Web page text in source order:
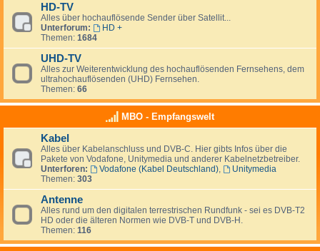
HD-TV
Alles über hochauflösende Sender über Satellit...
Unterforum:
HD +
Themen: 1684
UHD-TV
Alles zur Weiterentwicklung des hochauflösenden Fernsehens, dem
ultrahochauflösenden (UHD) Fernsehen.
Themen: 66
MBO - Empfangswelt
Kabel
Alles über Kabelanschluss und DVB-C. Hier gibts Infos über die
Pakete von Vodafone, Unitymedia und anderer Kabelnetzbetreiber.
Unterforen:
Vodafone (Kabel Deutschland),
Unitymedia
Themen: 303
Antenne
Alles rund um den digitalen terrestrischen Rundfunk - sei es DVB-T2
HD oder die älteren Normen wie DVB-T und DVB-H.
Themen: 116